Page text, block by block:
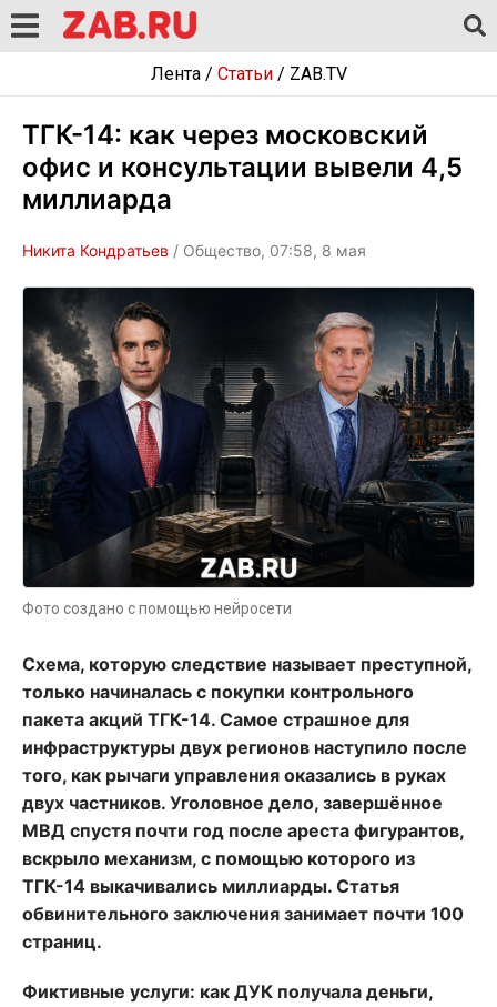
Лента/ Статьи/ ZAB.TV
ТГК-14: как через московский
офис и консультации вывели 4,5
миллиарда
Никита Кондратьев / Общество, 07:58, 8 мая
Фото создано с помощью нейросети
Схема, которую следствие называет преступной,
только начиналась с покупки контрольного
пакета акций ТГК-14. Самое страшное для
инфраструктуры двух регионов наступило после
того, как рычаги управления оказались в руках
двух частников. Уголовное дело, завершённое
МВД спустя почти год после ареста фигурантов,
вскрыло механизм, с помощью которого из
ТГК-14 выкачивались миллиарды. Статья
обвинительного заключения занимает почти 100
страниц.
Фиктивные услуги: как ДУК получала деньги,